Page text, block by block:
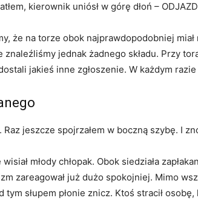
kierownik uniósł w górę dłoń –
że na torze obok najprawdopodobniej
znaleźliśmy jednak żadnego składu. Przy
jakieś inne zgłoszenie. W każdym
jeszcze spojrzałem w boczną szybę. I
młody chłopak. Obok siedziała
zareagował już dużo spokojniej. Mimo
słupem płonie znicz. Ktoś stracił osobę,